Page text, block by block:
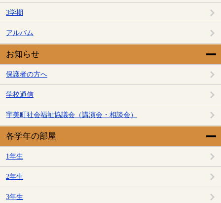
3学期
アルバム
お知らせ
保護者の方へ
学校通信
宇美町社会福祉協議会（講演会・相談会）
各学年の部屋
1年生
2年生
3年生